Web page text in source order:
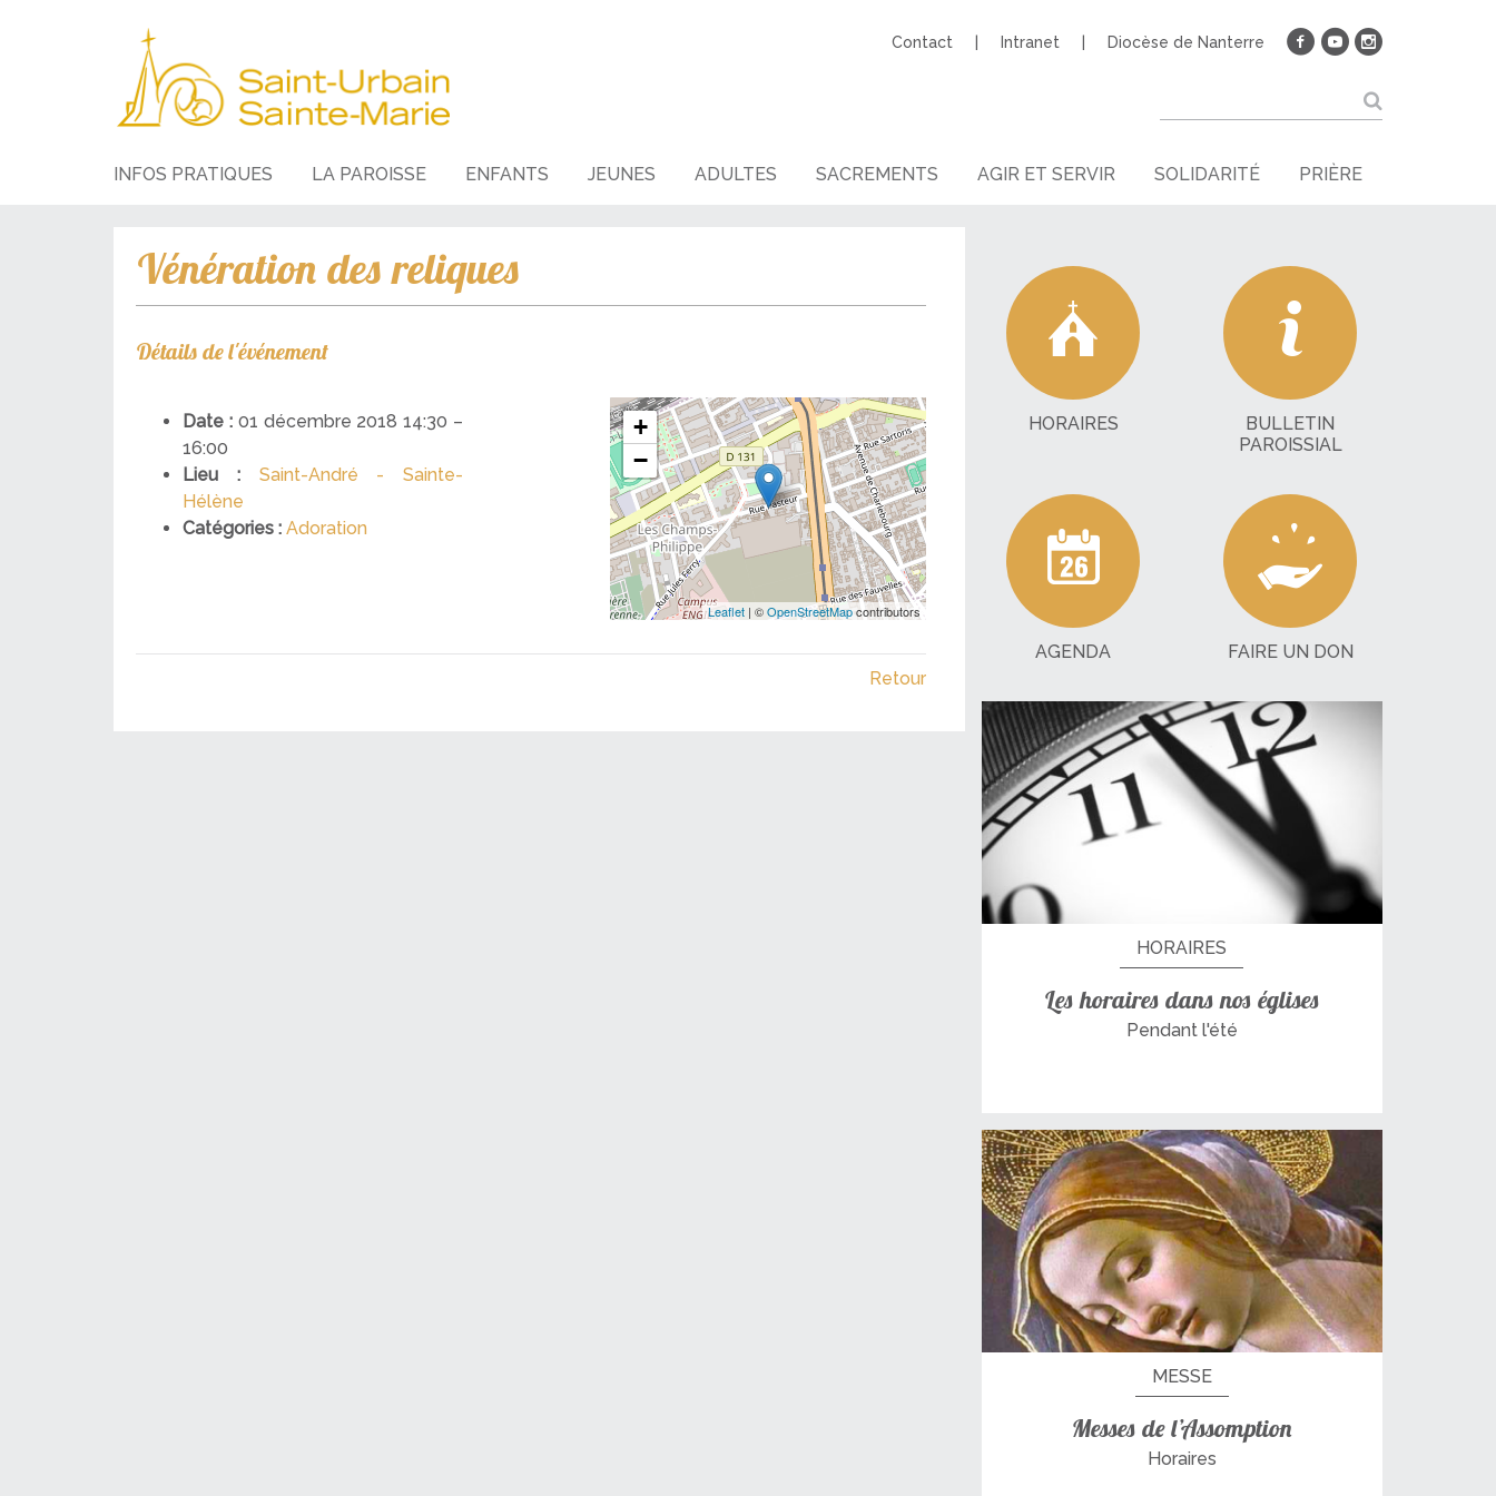
Contact Intranet Diocèse de Nanterre
INFOS PRATIQUES LA PAROISSE ENFANTS JEUNES ADULTES SACREMENTS AGIR ET SERVIR SOLIDARITÉ PRIÈRE
Vénération des reliques
Détails de l'événement
Date : 01 décembre 2018 14:30 –
16:00
Lieu :
Saint-André - Sainte-
Hélène
Catégories : Adoration
+
−
Leaflet| ©OpenStreetMapcontributors
Retour
HORAIRES
BULLETIN
PAROISSIAL
AGENDA FAIRE UN DON
HORAIRES
Les horaires dans nos églises
Pendant l'été
MESSE
Messes de l’Assomption
Horaires